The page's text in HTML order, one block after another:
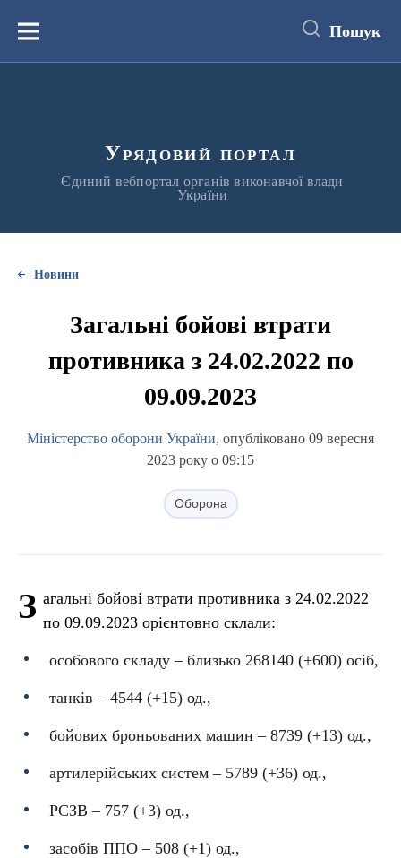
вмістуМеню Пошук
Урядовий портал
Єдиний вебпортал органів виконавчої влади
України
Новини
Загальні бойові втрати
противника з 24.02.2022 по
09.09.2023
Міністерство оборони України, опубліковано 09 вересня
2023 року о 09:15
Оборона
З агальні бойові втрати противника з 24.02.2022
по 09.09.2023 орієнтовно склали:
особового складу ‒ близько 268140 (+600) осіб,
танків ‒ 4544 (+15) од.,
бойових броньованих машин ‒ 8739 (+13) од.,
артилерійських систем – 5789 (+36) од.,
РСЗВ – 757 (+3) од.,
засобів ППО ‒ 508 (+1) од.,